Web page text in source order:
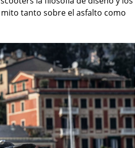
tanto sobre el asfalto como